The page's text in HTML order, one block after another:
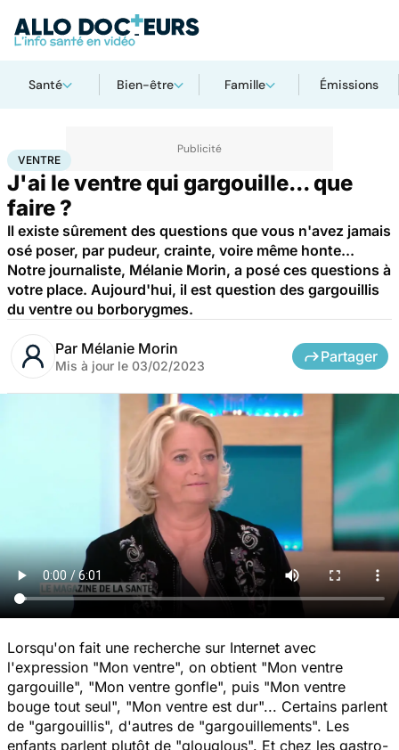
Santé Bien-être Famille Émissions
AccueilSanté
VENTRE
J'ai le ventre qui gargouille... que
faire ?
Il existe sûrement des questions que vous n'avez jamais
osé poser, par pudeur, crainte, voire même honte...
Notre journaliste, Mélanie Morin, a posé ces questions à
votre place. Aujourd'hui, il est question des gargouillis
du ventre ou borborygmes.
Par Mélanie Morin
Mis à jour le 03/02/2023
Partager
Lorsqu'on fait une recherche sur Internet avec
l'expression "Mon ventre", on obtient "Mon ventre
gargouille", "Mon ventre gonfle", puis "Mon ventre
bouge tout seul", "Mon ventre est dur"... Certains parlent
de "gargouillis", d'autres de "gargouillements". Les
enfants parlent plutôt de "glouglous". Et chez les gastro-